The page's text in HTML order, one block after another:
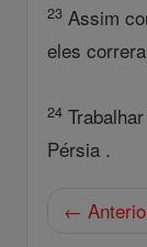
23 Assim
eles
24
Pérsia .
←